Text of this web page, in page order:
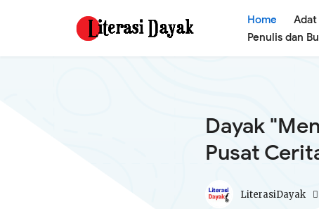
Home Adat
Penulis dan
Dayak
Pusat
LiterasiDayak